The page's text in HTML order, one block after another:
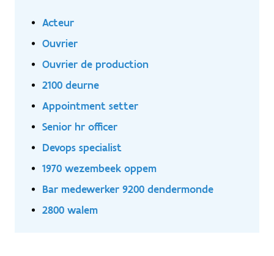
Acteur
Ouvrier
Ouvrier de production
2100 deurne
Appointment setter
Senior hr officer
Devops specialist
1970 wezembeek oppem
Bar medewerker 9200 dendermonde
2800 walem